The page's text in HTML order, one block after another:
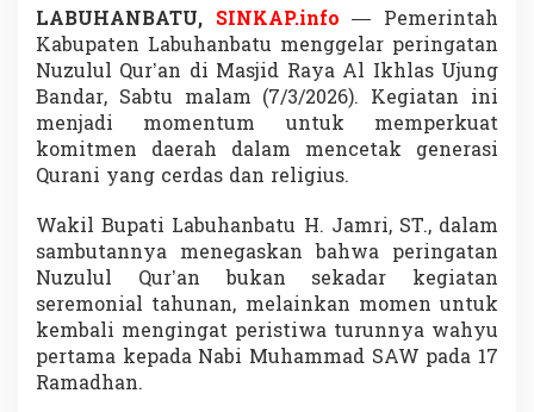
u
p
a
m
r
i
A
j
k
W
a
r
g
a
K
u
LABUHANBATU, SINKAP.info — Pemerintah
Kabupaten Labuhanbatu menggelar peringatan
Nuzulul Qur’an di Masjid Raya Al Ikhlas Ujung
Bandar, Sabtu malam (7/3/2026). Kegiatan ini
menjadi momentum untuk memperkuat
komitmen daerah dalam mencetak generasi
Qurani yang cerdas dan religius.
Wakil Bupati Labuhanbatu H. Jamri, ST., dalam
sambutannya menegaskan bahwa peringatan
Nuzulul Qur’an bukan sekadar kegiatan
seremonial tahunan, melainkan momen untuk
kembali mengingat peristiwa turunnya wahyu
pertama kepada Nabi Muhammad SAW pada 17
Ramadhan.